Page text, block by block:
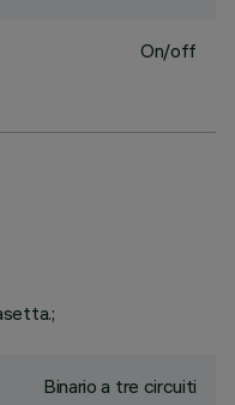
On/off
Binario a tre circuiti